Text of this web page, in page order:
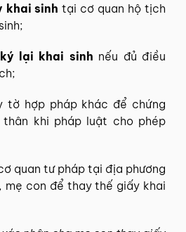
khai sinh tại cơ quan hộ tịch
lại khai sinh nếu đủ điều
tờ hợp pháp khác để chứng
thân khi pháp luật cho phép
quan tư pháp tại địa phương
mẹ con để thay thế giấy khai